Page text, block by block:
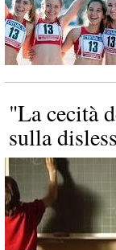
"La cecità
sulla